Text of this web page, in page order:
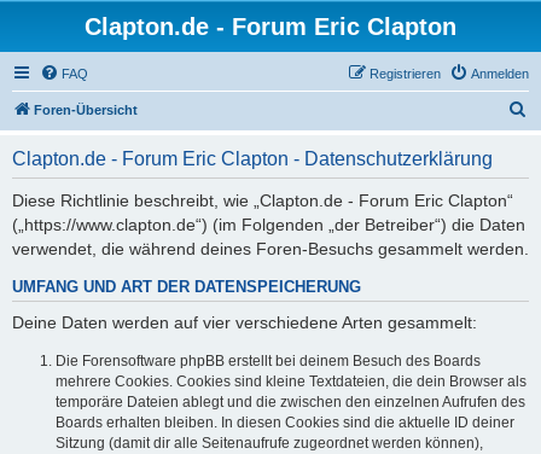
Clapton.de - Forum Eric Clapton
FAQ Anmelden
Registrieren
Foren-Übersicht
Clapton.de - Forum Eric Clapton - Datenschutzerklärung
Diese Richtlinie beschreibt, wie „Clapton.de - Forum Eric Clapton“
(„https://www.clapton.de“) (im Folgenden „der Betreiber“) die Daten
verwendet, die während deines Foren-Besuchs gesammelt werden.
UMFANG UND ART DER DATENSPEICHERUNG
Deine Daten werden auf vier verschiedene Arten gesammelt:
Die Forensoftware phpBB erstellt bei deinem Besuch des Boards
mehrere Cookies. Cookies sind kleine Textdateien, die dein Browser als
temporäre Dateien ablegt und die zwischen den einzelnen Aufrufen des
Boards erhalten bleiben. In diesen Cookies sind die aktuelle ID deiner
Sitzung (damit dir alle Seitenaufrufe zugeordnet werden können),